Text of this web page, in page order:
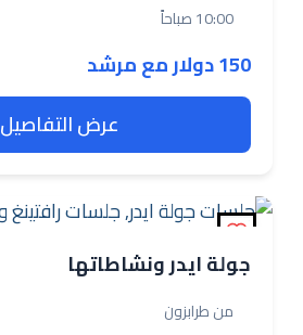
10:00 صباحاً
150 دولار مع مرشد
عرض التفاصيل
جولة ايدر ونشاطاتها
من طرابزون